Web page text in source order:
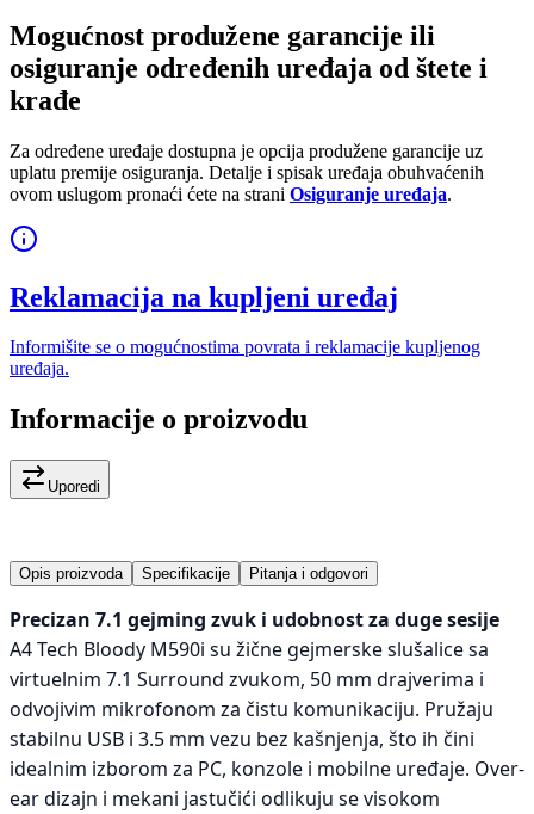
Mogućnost produžene garancije ili
osiguranje određenih uređaja od štete i
krađe
Za određene uređaje dostupna je opcija produžene garancije uz
uplatu premije osiguranja. Detalje i spisak uređaja obuhvaćenih
ovom uslugom pronaći ćete na strani Osiguranje uređaja.
Reklamacija na kupljeni uređaj
Informišite se o mogućnostima povrata i reklamacije kupljenog
uređaja.
Informacije o proizvodu
Uporedi
Opis proizvoda Specifikacije Pitanja i odgovori
Precizan 7.1 gejming zvuk i udobnost za duge sesije
A4 Tech Bloody M590i su žične gejmerske slušalice sa
virtuelnim 7.1 Surround zvukom, 50 mm drajverima i
odvojivim mikrofonom za čistu komunikaciju. Pružaju
stabilnu USB i 3.5 mm vezu bez kašnjenja, što ih čini
idealnim izborom za PC, konzole i mobilne uređaje. Over-
ear dizajn i mekani jastučići odlikuju se visokom